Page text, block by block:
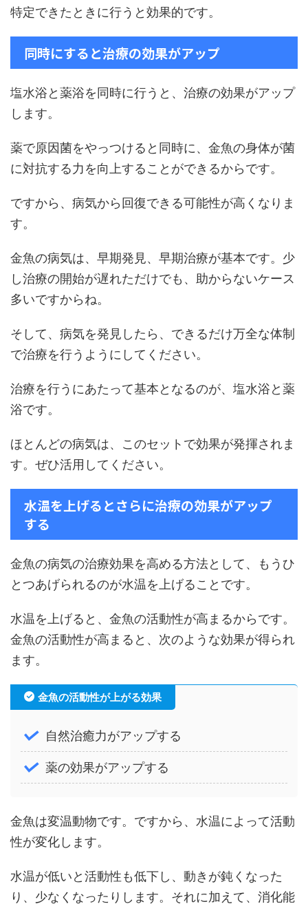
特定できたときに行うと効果的です。
同時にすると治療の効果がアップ
塩水浴と薬浴を同時に行うと、治療の効果がアップ
します。
薬で原因菌をやっつけると同時に、金魚の身体が菌
に対抗する力を向上することができるからです。
ですから、病気から回復できる可能性が高くなりま
す。
金魚の病気は、早期発見、早期治療が基本です。少
し治療の開始が遅れただけでも、助からないケース
多いですからね。
そして、病気を発見したら、できるだけ万全な体制
で治療を行うようにしてください。
治療を行うにあたって基本となるのが、塩水浴と薬
浴です。
ほとんどの病気は、このセットで効果が発揮されま
す。ぜひ活用してください。
水温を上げるとさらに治療の効果がアップ
する
金魚の病気の治療効果を高める方法として、もうひ
とつあげられるのが水温を上げることです。
水温を上げると、金魚の活動性が高まるからです。
金魚の活動性が高まると、次のような効果が得られ
ます。
金魚の活動性が上がる効果
自然治癒力がアップする
薬の効果がアップする
金魚は変温動物です。ですから、水温によって活動
性が変化します。
水温が低いと活動性も低下し、動きが鈍くなった
り、少なくなったりします。それに加えて、消化能